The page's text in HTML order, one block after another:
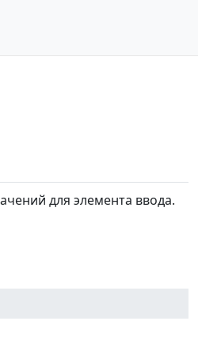
для элемента ввода.